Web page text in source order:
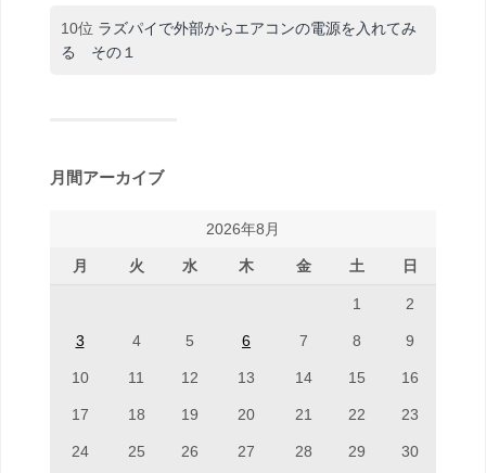
10位 ラズパイで外部からエアコンの電源を入れてみ
る その１
月間アーカイブ
2026年8月
月 火 水 木 金 土 日
1 2
3 4 5 6 7 8 9
10 11 12 13 14 15 16
17 18 19 20 21 22 23
24 25 26 27 28 29 30